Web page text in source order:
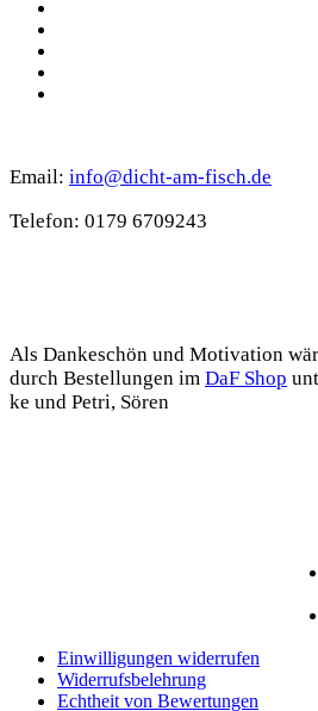
Email: info@dicht-am-fisch.de
Tele­fon: 0179 6709243
Als Dan­ke­schön und Moti­va­ti­on
durch Bestel­lun­gen im DaF Shop
ke und Petri, Sören
Einwilligungen widerrufen
Widerrufsbelehrung
Echtheit von Bewertungen